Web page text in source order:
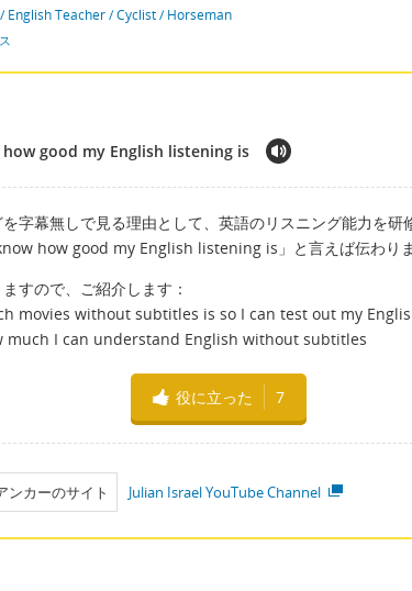
English Teacher / Cyclist / Horseman
good my English listening is
字幕無しで見る理由として、英語のリスニング能力を研
how good my English listening is」と言えば伝わりま
すので、ご紹介します：
movies without subtitles is so I can test out my
much I can understand English without subtitles
役に立った 7
ンカーのサイト Julian Israel YouTube Channel